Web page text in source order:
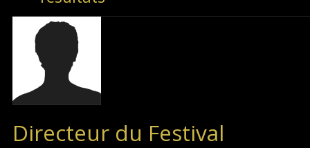
Directeur du Festival